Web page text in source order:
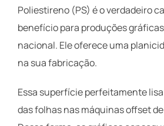
Poliestireno (PS) é o verdadeiro
benefício para produções
nacional. Ele oferece uma
na sua fabricação.
Essa superfície perfeitamente
das folhas nas máquinas offset